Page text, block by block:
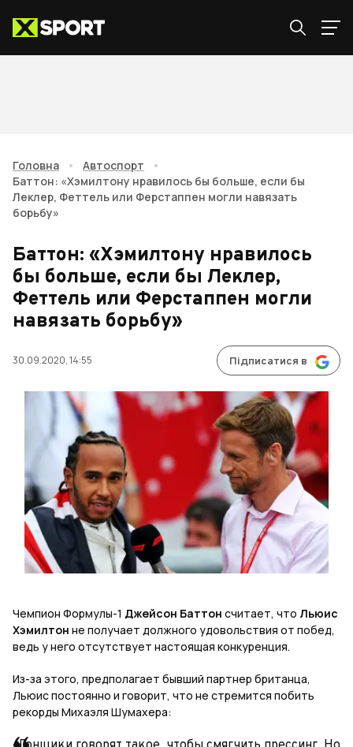
Головна • Автоспорт
•
Баттон: «Хэмилтону нравилось бы больше, если бы
Леклер, Феттель или Ферстаппен могли навязать
борьбу»
Баттон: «Хэмилтону нравилось
бы больше, если бы Леклер,
Феттель или Ферстаппен могли
навязать борьбу»
30.09.2020, 14:55 Підписатися в
Чемпион Формулы-1 Джейсон Баттон считает, что Льюис
Хэмилтон не получает должного удовольствия от побед,
ведь у него отсутствует настоящая конкуренция.
Из-за этого, предполагает бывший партнер британца,
Льюис постоянно и говорит, что не стремится побить
рекорды Михаэля Шумахера: